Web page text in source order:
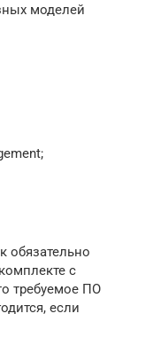
моделей
обязательно
с
требуемое ПО
если